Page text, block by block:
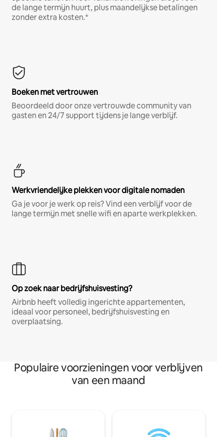
de lange termijn huurt, plus maandelijkse betalingen
zonder extra kosten.*
Boeken met vertrouwen
Beoordeeld door onze vertrouwde community van
gasten en 24/7 support tijdens je lange verblijf.
Werkvriendelijke plekken voor digitale nomaden
Ga je voor je werk op reis? Vind een verblijf voor de
lange termijn met snelle wifi en aparte werkplekken.
Op zoek naar bedrijfshuisvesting?
Airbnb heeft volledig ingerichte appartementen,
ideaal voor personeel, bedrijfshuisvesting en
overplaatsing.
Populaire voorzieningen voor verblijven
van een maand